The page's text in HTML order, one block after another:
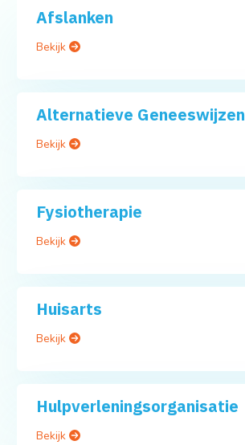
Afslanken
Bekijk
Alternatieve Geneeswijzen
Bekijk
Fysiotherapie
Bekijk
Huisarts
Bekijk
Hulpverleningsorganisatie
Bekijk